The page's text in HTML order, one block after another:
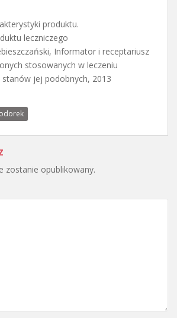
produktu.
leczniczego
Informator i receptariusz
stosowanych w leczeniu
stanów jej podobnych, 2013
zostanie opublikowany.